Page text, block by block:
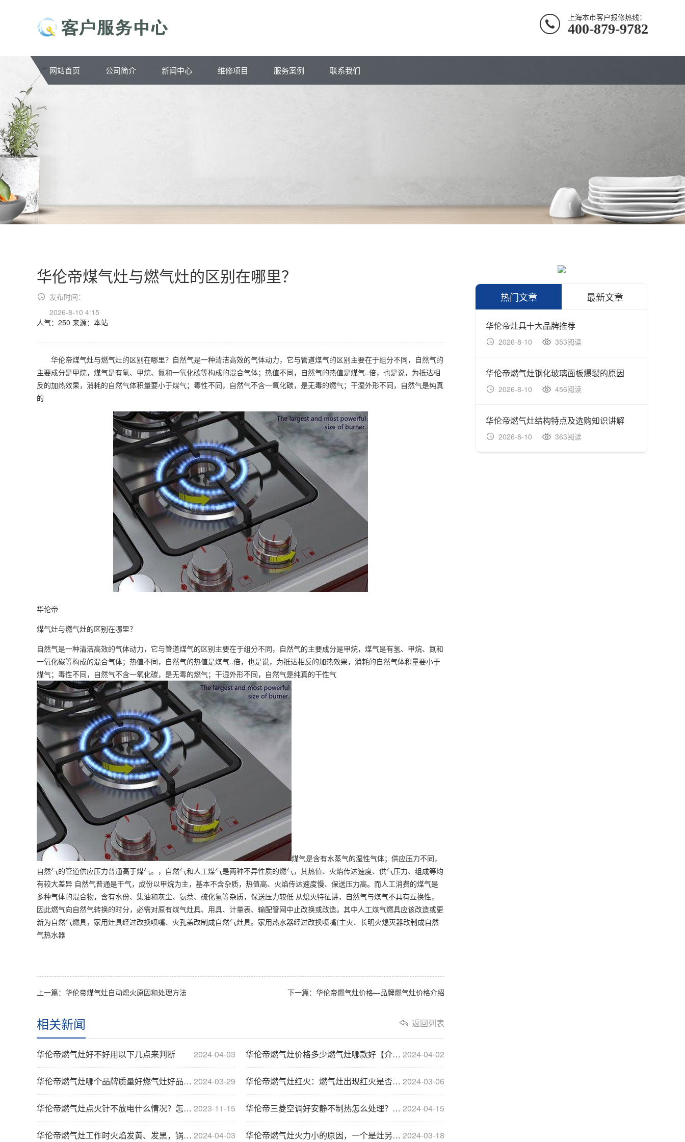
上海本市客户报修热线：
400-879-9782
网站首页 公司简介 新闻中心 维修项目 服务案例 联系我们
华伦帝煤气灶与燃气灶的区别在哪里？
发布时间：
2026-8-10 4:15
人气：250 来源：本站
华伦帝煤气灶与燃气灶的区别在哪里？自然气是一种清洁高效的气体动力，它与管道煤气的区别主要在于组分不同，自然气的
主要成分是甲烷，煤气是有氢、甲烷、氮和一氧化碳等构成的混合气体；热值不同，自然气的热值是煤气..倍，也是说，为抵达相
反的加热效果，消耗的自然气体积量要小于煤气；毒性不同，自然气不含一氧化碳，是无毒的燃气；干湿外形不同，自然气是纯真
的
华伦帝
煤气灶与燃气灶的区别在哪里？
自然气是一种清洁高效的气体动力，它与管道煤气的区别主要在于组分不同，自然气的主要成分是甲烷，煤气是有氢、甲烷、氮和
一氧化碳等构成的混合气体；热值不同，自然气的热值是煤气..倍，也是说，为抵达相反的加热效果，消耗的自然气体积量要小于
煤气；毒性不同，自然气不含一氧化碳，是无毒的燃气；干湿外形不同，自然气是纯真的干性气
煤气是含有水蒸气的湿性气体；供应压力不同，
自然气的管道供应压力普通高于煤气。，自然气和人工煤气是两种不异性质的燃气，其热值、火焰传达速度、供气压力、组成等均
有较大差异 自然气普通是干气，成份以甲烷为主，基本不含杂质，热值高、火焰传达速度慢、保送压力高。而人工消费的煤气是
多种气体的混合物，含有水份、集油和灰尘、氨萘、硫化氢等杂质，保送压力较低 从熄灭特征讲，自然气与煤气不具有互换性，
因此燃气向自然气转换的时分，必需对原有煤气灶具、用具、计量表、输配管网中止改换或改造。其中人工煤气燃具应该改造或更
新为自然气燃具，家用灶具经过改换喷嘴、火孔盖改制成自然气灶具。家用热水器经过改换喷嘴(主火、长明火熄灭器改制成自然
气热水器
上一篇：华伦帝煤气灶自动熄火原因和处理方法 下一篇：华伦帝燃气灶价格—品牌燃气灶价格介绍
返回列表
相关新闻
2024-04-03
华伦帝燃气灶好不好用以下几点来判断 2024-04-02
华伦帝燃气灶价格多少燃气灶哪款好【介绍】
2024-03-29
华伦帝燃气灶哪个品牌质量好燃气灶好品牌推荐【详··· 2024-03-06
华伦帝燃气灶红火：燃气灶出现红火是否正常？燃起···
2023-11-15
华伦帝燃气灶点火针不放电什么情况？怎么解决 2024-04-15
华伦帝三菱空调好安静不制热怎么处理？解决三菱空···
2024-04-03
华伦帝燃气灶工作时火焰发黄、发黑，锅底积炭 -··· 2024-03-18
华伦帝燃气灶火力小的原因，一个是灶另一个就是气
热门文章 最新文章
华伦帝灶具十大品牌推荐
2026-8-10 353阅读
华伦帝燃气灶钢化玻璃面板爆裂的原因
2026-8-10 456阅读
华伦帝燃气灶结构特点及选购知识讲解
2026-8-10 363阅读